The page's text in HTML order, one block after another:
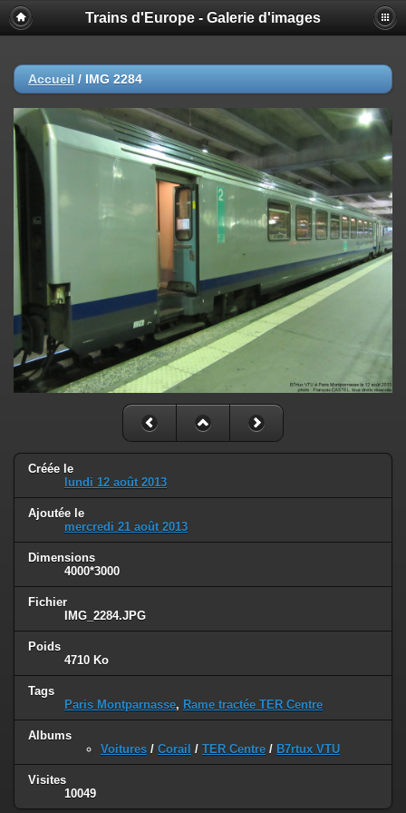
Trains d'Europe - Galerie d'images
Accueil / IMG 2284
Créée le
lundi 12 août 2013
Ajoutée le
mercredi 21 août 2013
Dimensions
4000*3000
Fichier
IMG_2284.JPG
Poids
4710 Ko
Tags
Paris Montparnasse, Rame tractée TER Centre
Albums
Voitures / Corail / TER Centre / B7rtux VTU
Visites
10049